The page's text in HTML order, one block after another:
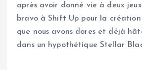
après avoir donné vie à deux
bravo à Shift Up pour la
que nous avons dores et déjà
dans un hypothétique Stellar